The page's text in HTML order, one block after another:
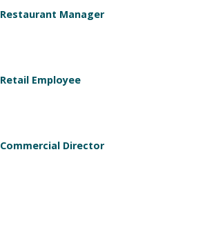
Restaurant Manager
Retail Employee
Commercial Director